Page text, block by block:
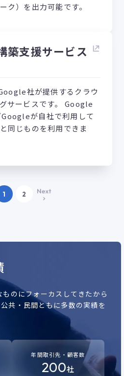
ク）を出力可能です。
築支援サービス
社が提供するクラウ
サービスです。 Google
が自社で利用して
同じものを利用できま
1 2
ものにフォーカスしてきたから
公共・民間ともに多数の実績を
年間取引先・顧客数
200社